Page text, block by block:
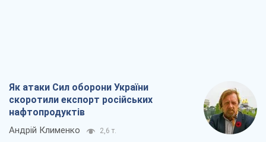
Як атаки Сил оборони України
скоротили експорт російських
нафтопродуктів
Андрій Клименко 2,6 т.